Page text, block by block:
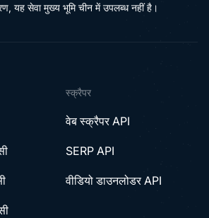
यह सेवा मुख्य भूमि चीन में उपलब्ध नहीं है।
स्क्रैपर
वेब स्क्रैपर API
SERP API
वीडियो डाउनलोडर API